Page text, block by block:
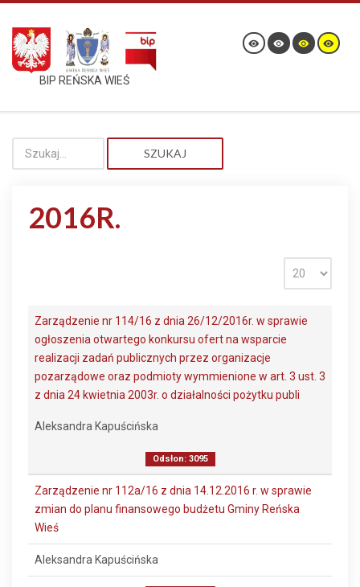
BIP REŃSKA WIEŚ
SZUKAJ
2016R.
Zarządzenie nr 114/16 z dnia 26/12/2016r. w sprawie
ogłoszenia otwartego konkursu ofert na wsparcie
realizacji zadań publicznych przez organizacje
pozarządowe oraz podmioty wymmienione w art. 3 ust. 3
z dnia 24 kwietnia 2003r. o działalności pożytku publi
Aleksandra Kapuścińska
Odsłon: 3095
Zarządzenie nr 112a/16 z dnia 14.12.2016 r. w sprawie
zmian do planu finansowego budżetu Gminy Reńska
Wieś
Aleksandra Kapuścińska